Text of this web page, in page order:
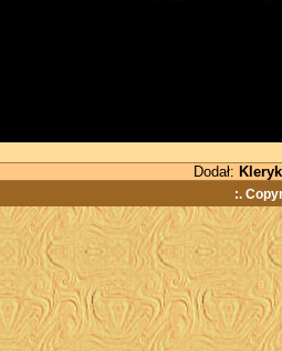
Dodał: Kleryk
:.